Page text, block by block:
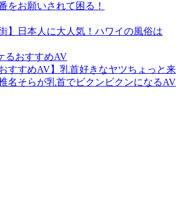
をお願いされて困る！
】日本人に大人気！ハワイの風俗は
すすめAV】乳首好きなヤツちょっと来
名そらが乳首でビクンビクンになるAV